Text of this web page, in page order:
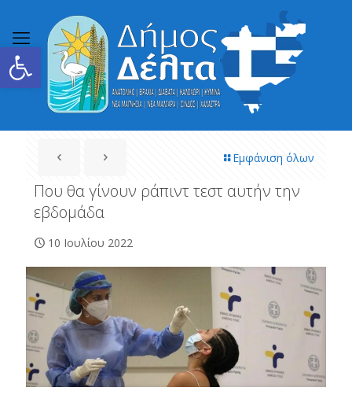
Ανοίξτε τη γραμμή εργαλείων
Εμφάνιση όλων
Που θα γίνουν ράπιντ τεστ αυτήν την
εβδομάδα
10 Ιουλίου 2022